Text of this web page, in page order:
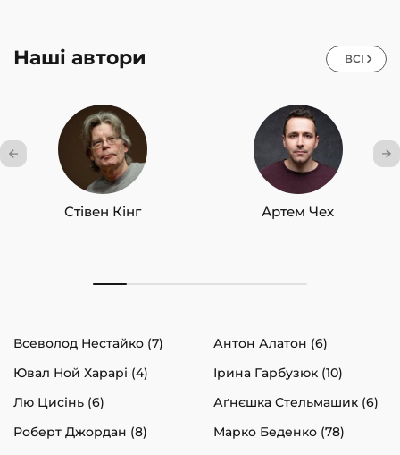
Наші автори ВСІ
Стівен Кінг Артем Чех
Всеволод Нестайко (7)
Антон Алатон (6)
Ювал Ной Харарі (4)
Ірина Гарбузюк (10)
Лю Цисінь (6)
Аґнєшка Стельмашик (6)
Роберт Джордан (8)
Марко Беденко (78)